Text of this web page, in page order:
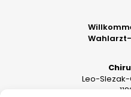
Leo-Slezak-